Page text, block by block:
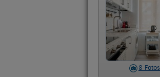
8 Fotos